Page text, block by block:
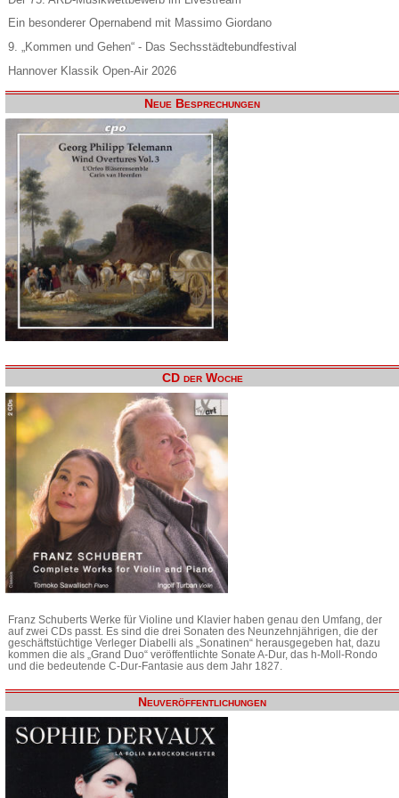
Ein besonderer Opernabend mit Massimo Giordano
9. „Kommen und Gehen“ - Das Sechsstädtebundfestival
Hannover Klassik Open-Air 2026
Neue Besprechungen
CD der Woche
Franz Schuberts Werke für Violine und Klavier haben genau den Umfang, der
auf zwei CDs passt. Es sind die drei Sonaten des Neunzehnjährigen, die der
geschäftstüchtige Verleger Diabelli als „Sonatinen“ herausgegeben hat, dazu
kommen die als „Grand Duo“ veröffentlichte Sonate A-Dur, das h-Moll-Rondo
und die bedeutende C-Dur-Fantasie aus dem Jahr 1827.
Neuveröffentlichungen